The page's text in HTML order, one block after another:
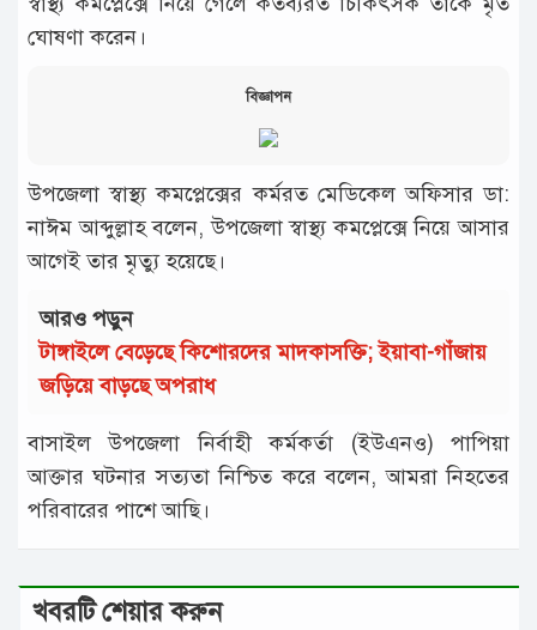
ঘোষণা করেন।
বিজ্ঞাপন
উপজেলা স্বাস্থ্য কমপ্লেক্সের কর্মরত মেডিকেল অফিসার ডা:
নাঈম আব্দুল্লাহ বলেন, উপজেলা স্বাস্থ্য কমপ্লেক্সে নিয়ে আসার
আগেই তার মৃত্যু হয়েছে।
আরও পড়ুন
টাঙ্গাইলে বেড়েছে কিশোরদের মাদকাসক্তি; ইয়াবা-গাঁজায়
জড়িয়ে বাড়ছে অপরাধ
বাসাইল উপজেলা নির্বাহী কর্মকর্তা (ইউএনও) পাপিয়া
আক্তার ঘটনার সত্যতা নিশ্চিত করে বলেন, আমরা নিহতের
পরিবারের পাশে আছি।
খবরটি শেয়ার করুন